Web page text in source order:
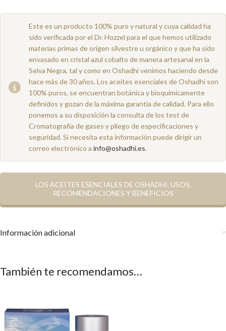
Este es un producto 100% puro y natural y cuya calidad ha
sido verificada por el Dr. Hozzel para el que hemos utilizado
materias primas de origen silvestre u orgánico y que ha sido
envasado en cristal azul cobalto de manera artesanal en la
Selva Negra, tal y como en Oshadhi venimos haciendo desde
hace más de 30 años. Los aceites esenciales de Oshadhi son
100% puros, se encuentran botánica y bioquímicamente
definidos y gozan de la máxima garantía de calidad. Para ello
ponemos a su disposición la consulta de los test de
Cromatografía de gases y pliego de especificaciones y
seguridad. Si necesita esta información puede dirigir un
correo electrónico a info@oshadhi.es.
LOS ACEITES ESENCIALES DE OSHADHI. USOS,
RECOMENDACIONES Y BENEFICIOS
Información adicional
También te recomendamos…